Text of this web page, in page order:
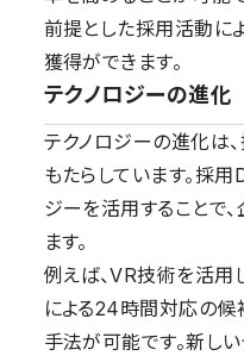
前提とした採用活動に
獲得ができます。
テクノロジーの進化
テクノロジーの進化は
もたらしています。採
ジーを活用することで
ます。
例えば、VR技術を活用
による24時間対応の候
手法が可能です。新し